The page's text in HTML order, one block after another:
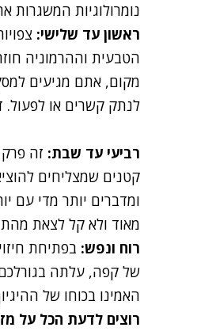
נומרולוגיות המשגרות
ראשון עד שלישי:
הטבעית וההרמוניה
מקום, אתם מגיעים
לנתק קשרים או לפעול.
רביעי עד שבת: זה
קטנים שמצליחים
ומדברים יותר מדי עם
מאוד ולא קל לצאת
רוח ונפש: בפתיחת
של קפה, עלתה
האמינו בכוחו של
רוצים לדעת הכל על